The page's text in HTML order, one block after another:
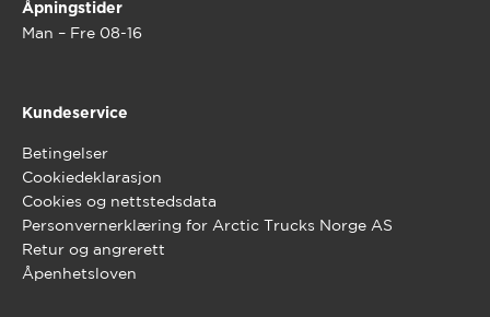
Åpningstider
Man – Fre 08-16
Kundeservice
Betingelser
Cookiedeklarasjon
Cookies og nettstedsdata
Personvernerklæring for Arctic Trucks Norge AS
Retur og angrerett
Åpenhetsloven